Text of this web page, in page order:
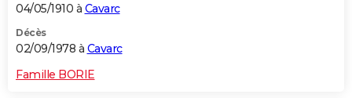
04/05/1910 à Cavarc
Décès
02/09/1978 à Cavarc
Famille BORIE